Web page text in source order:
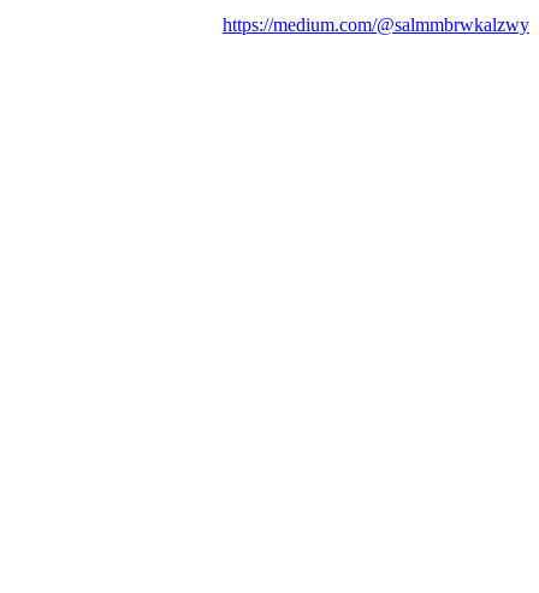
https://medium.com/@salmmbrwkalzwy